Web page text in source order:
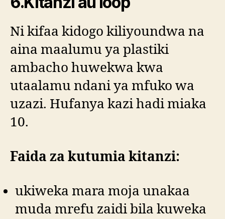
Ni kifaa kidogo kiliyoundwa na
aina maalumu ya plastiki
ambacho huwekwa kwa
utaalamu ndani ya mfuko wa
uzazi. Hufanya kazi hadi miaka
10.
Faida za kutumia kitanzi:
ukiweka mara moja unakaa
muda mrefu zaidi bila kuweka